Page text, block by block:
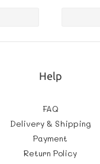
Help
FAQ
Delivery & Shipping
Payment
Return Policy